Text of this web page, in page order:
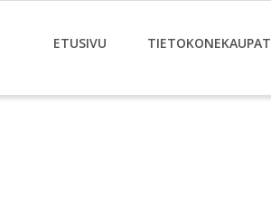
ETUSIVU TIETOKONEKAUPAT